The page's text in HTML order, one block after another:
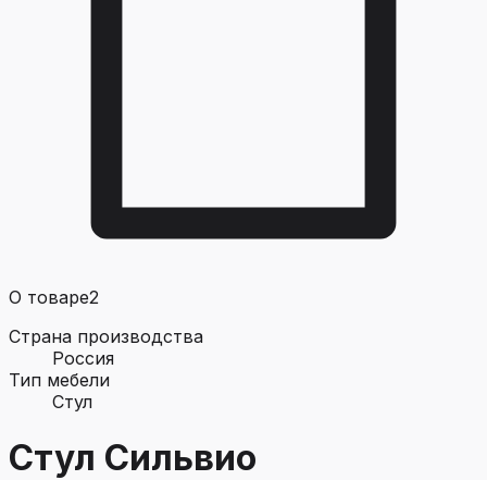
О товаре2
Страна производства
Россия
Тип мебели
Стул
Стул Сильвио